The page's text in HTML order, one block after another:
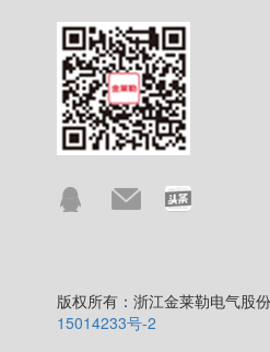
版权所有：浙江金莱勒电气股
15014233号-2